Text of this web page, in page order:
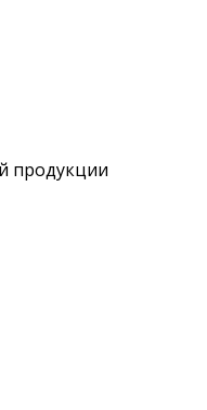
продукции